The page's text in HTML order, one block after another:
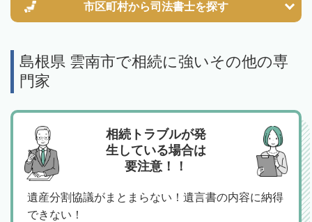
市区町村から司法書士を探す
島根県 雲南市で相続に強いその他の専
門家
相続トラブルが発
生している場合は
要注意！！
遺産分割協議がまとまらない！遺言書の内容に納得
できない！